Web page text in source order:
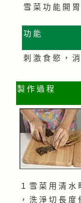
雪 菜 功 能 開
功 能
刺 激 食 慾 ，
製 作 過 程
１ 雪 菜 用 清 水
， 洗 淨 切 長 度